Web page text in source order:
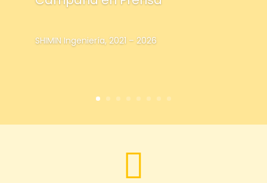
SHIMIN Ingeniería, 2021 – 2026
